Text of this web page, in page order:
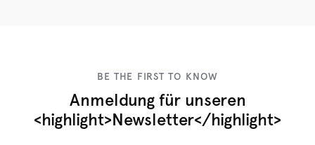
BE THE FIRST TO KNOW
Anmeldung für unseren
<highlight>Newsletter</highlight>